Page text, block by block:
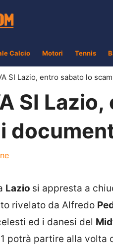
Calcio Motori Tennis
SI Lazio, entro sabato lo
SI
Lazio si appresta a
rivelato da Alfredo
ed i danesi del
potrà partire alla volta